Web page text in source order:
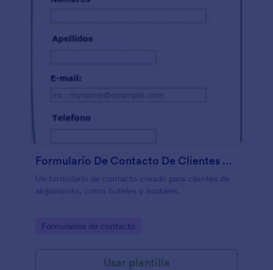
Formulario De Contacto De Clientes De Hostelería
Un formulario de contacto creado para clientes de
alojamiento, como hoteles y hostales.
Go to Category:
Formularios de contacto
Usar plantilla